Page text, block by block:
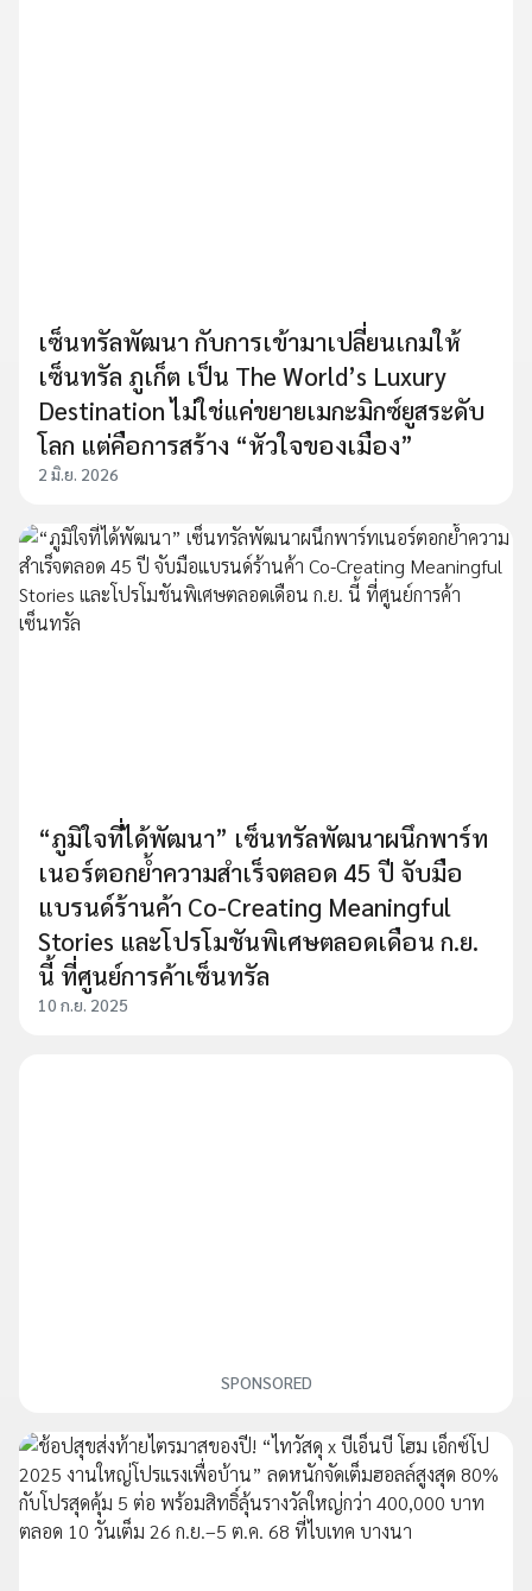
เซ็นทรัลพัฒนา กับการเข้ามาเปลี่ยนเกมให้
เซ็นทรัล ภูเก็ต เป็น The World’s Luxury
Destination ไม่ใช่แค่ขยายเมกะมิกซ์ยูสระดับ
โลก แต่คือการสร้าง “หัวใจของเมือง”
2 มิ.ย. 2026
“ภูมิใจที่ได้พัฒนา” เซ็นทรัลพัฒนาผนึกพาร์ท
เนอร์ตอกย้ำความสำเร็จตลอด 45 ปี จับมือ
แบรนด์ร้านค้า Co-Creating Meaningful
Stories และโปรโมชันพิเศษตลอดเดือน ก.ย.
นี้ ที่ศูนย์การค้าเซ็นทรัล
10 ก.ย. 2025
SPONSORED